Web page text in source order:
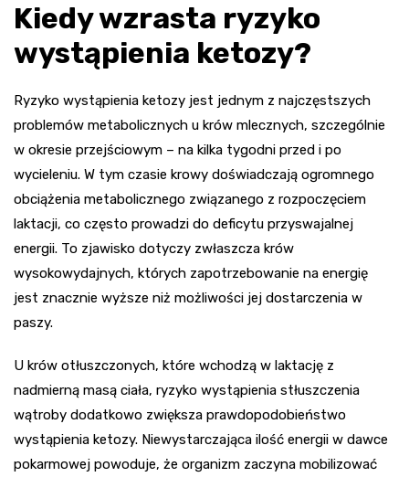
Kiedy wzrasta ryzyko
wystąpienia ketozy?
Ryzyko wystąpienia ketozy jest jednym z najczęstszych
problemów metabolicznych u krów mlecznych, szczególnie
w okresie przejściowym – na kilka tygodni przed i po
wycieleniu. W tym czasie krowy doświadczają ogromnego
obciążenia metabolicznego związanego z rozpoczęciem
laktacji, co często prowadzi do deficytu przyswajalnej
energii. To zjawisko dotyczy zwłaszcza krów
wysokowydajnych, których zapotrzebowanie na energię
jest znacznie wyższe niż możliwości jej dostarczenia w
paszy.
U krów otłuszczonych, które wchodzą w laktację z
nadmierną masą ciała, ryzyko wystąpienia stłuszczenia
wątroby dodatkowo zwiększa prawdopodobieństwo
wystąpienia ketozy. Niewystarczająca ilość energii w dawce
pokarmowej powoduje, że organizm zaczyna mobilizować